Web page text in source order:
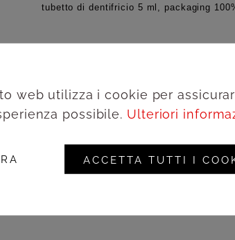
tubetto di dentifricio 5 ml, packaging
web utilizza i cookie per
possibile. Ulteriori
ACCETTA TUTTI I